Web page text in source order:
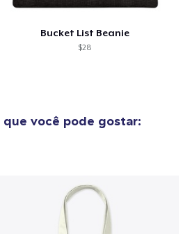
Bucket List Beanie
$28
que você pode gostar: